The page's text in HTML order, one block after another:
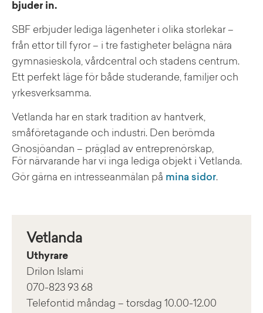
bjuder in.
SBF erbjuder lediga lägenheter i olika storlekar –
från ettor till fyror – i tre fastigheter belägna nära
gymnasieskola, vårdcentral och stadens centrum.
Ett perfekt läge för både studerande, familjer och
yrkesverksamma.
Vetlanda har en stark tradition av hantverk,
småföretagande och industri. Den berömda
Gnosjöandan – präglad av entreprenörskap,
samarbete och kreativitet – märks tydligt i stadens
arbetsliv och utveckling. Samtidigt har Vetlanda ett
sina första predikningar.
Staden är också känd för sin bandy – Vetlanda BK är
ett av landets mest framstående lag – och kulturen
lever starkt genom hembygdsgårdar, lokala museer
och evenemang.
För närvarande har vi inga lediga objekt i Vetlanda.
Gör gärna en intresseanmälan på mina sidor.
Vetlanda
Uthyrare
Drilon Islami
070-823 93 68
Telefontid måndag – torsdag 10.00-12.00